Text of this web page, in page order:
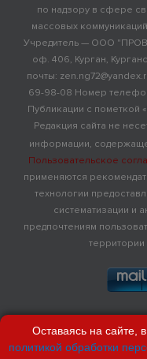
по надзору в сфере
массовых
Учредитель — ООО
оф. 406, Курган,
почты:
69-98-08 Номер
Публикации с пометкой
Редакция сайта не
информации,
Пользовательское
применяются
технологии
систематизации и
предпочтениям
Оставаясь на сайте,
политикой обработки